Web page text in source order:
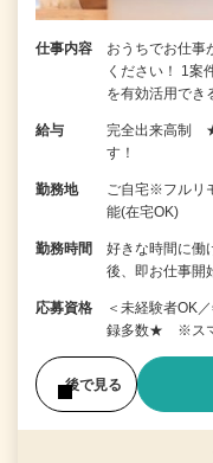
仕事内容
おうちでお仕事
ください！ 1案
を有効活用で
給与
完全出来高制 ★
す！
勤務地
ご自宅※フルリ
能(在宅OK)
勤務時間
好きな時間に
後、即お仕事
応募資格
＜未経験者OK
録多数★ ※スマ
後で見る